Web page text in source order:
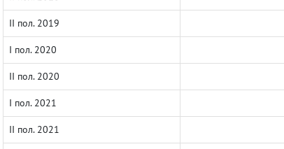
II пол. 2019
I пол. 2020
II пол. 2020
I пол. 2021
II пол. 2021